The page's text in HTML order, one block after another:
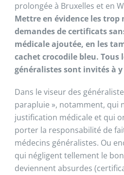
prolongée à Bruxelles et en
Mettre en évidence les trop
demandes de certificats
médicale ajoutée, en les
cachet crocodile bleu. Tous
généralistes sont invités à
Dans le viseur des
parapluie », notamment, qui
justification médicale et qui
porter la responsabilité de
médecins généralistes. Ou
qui négligent tellement le bon
deviennent absurdes